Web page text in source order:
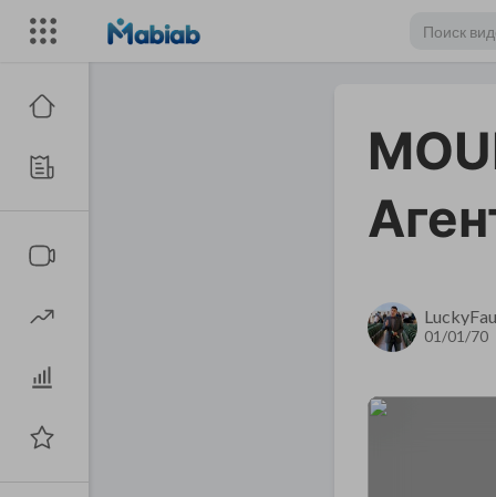
01/01/70